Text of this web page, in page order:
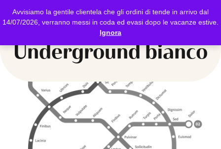
Avvisiamo la gentile clientela che gli ordini di tende in arrivo dal
14/07/2026, verranno messi in coda ed evasi dopo le vacanze estive.
Ignora
Underground bianco